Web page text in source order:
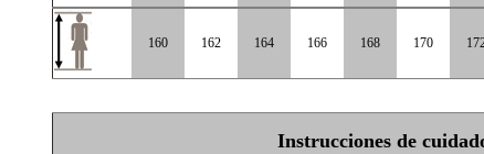
160 162 164 166 168 170
Instrucciones de